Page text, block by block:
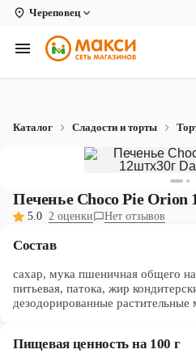
Череповец
Вологда
Архангельск
Коряжма
Котлас
Новодвинск
Рыбинск
Каталог Сладости и торты
Печенье Choco Pie Orion
5.0 2 оценки Нет отзывов
Состав
сахар, мука пшеничная общего
питьевая, патока, жир
дезодорированные растительные
назначения (рафинированные
Пищевая ценность на 100 г